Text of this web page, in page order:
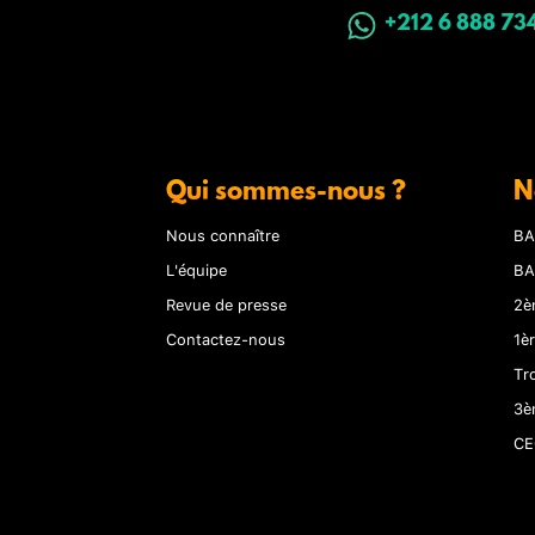
+212 6 888
Qui sommes-nous ?
Nous connaître
L'équipe
Revue de presse
Contactez-nous